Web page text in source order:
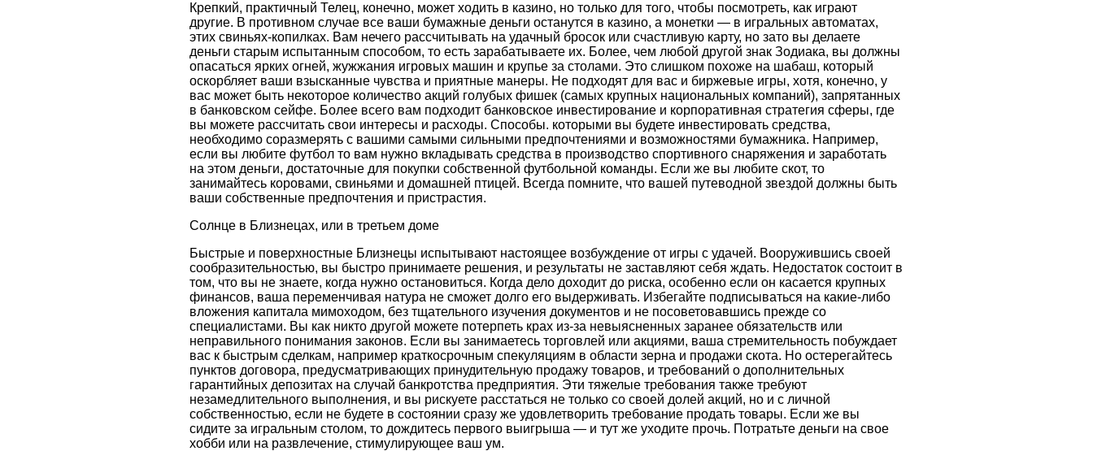
Крепкий, практичный Телец, конечно, может ходить в казино, но только для того, чтобы посмотреть, как играют
другие. В противном случае все ваши бумажные деньги останутся в казино, а монетки — в игральных автоматах,
этих свиньях-копилках. Вам нечего рассчитывать на удачный бросок или счастливую карту, но зато вы делаете
деньги старым испытанным способом, то есть зарабатываете их. Более, чем любой другой знак Зодиака, вы должны
опасаться ярких огней, жужжания игровых машин и крупье за столами. Это слишком похоже на шабаш, который
оскорбляет ваши взысканные чувства и приятные манеры. Не подходят для вас и биржевые игры, хотя, конечно, у
вас может быть некоторое количество акций голубых фишек (самых крупных национальных компаний), запрятанных
в банковском сейфе. Более всего вам подходит банковское инвестирование и корпоративная стратегия сферы, где
вы можете рассчитать свои интересы и расходы. Способы. которыми вы будете инвестировать средства,
необходимо соразмерять с вашими самыми сильными предпочтениями и возможностями бумажника. Например,
если вы любите футбол то вам нужно вкладывать средства в производство спортивного снаряжения и заработать
на этом деньги, достаточные для покупки собственной футбольной команды. Если же вы любите скот, то
занимайтесь коровами, свиньями и домашней птицей. Всегда помните, что вашей путеводной звездой должны быть
ваши собственные предпочтения и пристрастия.
Солнце в Близнецах, или в третьем доме
Быстрые и поверхностные Близнецы испытывают настоящее возбуждение от игры с удачей. Вооружившись своей
сообразительностью, вы быстро принимаете решения, и результаты не заставляют себя ждать. Недостаток состоит в
том, что вы не знаете, когда нужно остановиться. Когда дело доходит до риска, особенно если он касается крупных
финансов, ваша переменчивая натура не сможет долго его выдерживать. Избегайте подписываться на какие-либо
вложения капитала мимоходом, без тщательного изучения документов и не посоветовавшись прежде со
специалистами. Вы как никто другой можете потерпеть крах из-за невыясненных заранее обязательств или
неправильного понимания законов. Если вы занимаетесь торговлей или акциями, ваша стремительность побуждает
вас к быстрым сделкам, например краткосрочным спекуляциям в области зерна и продажи скота. Но остерегайтесь
пунктов договора, предусматривающих принудительную продажу товаров, и требований о дополнительных
гарантийных депозитах на случай банкротства предприятия. Эти тяжелые требования также требуют
незамедлительного выполнения, и вы рискуете расстаться не только со своей долей акций, но и с личной
собственностью, если не будете в состоянии сразу же удовлетворить требование продать товары. Если же вы
сидите за игральным столом, то дождитесь первого выигрыша — и тут же уходите прочь. Потратьте деньги на свое
хобби или на развлечение, стимулирующее ваш ум.